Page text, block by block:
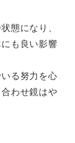
態になり、
も良い影響
る努力を心
わせ鏡はや